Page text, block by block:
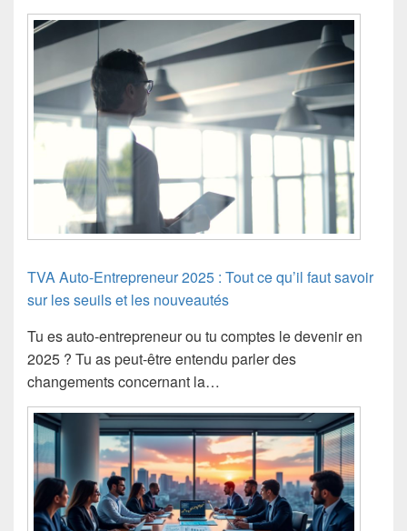
TVA Auto-Entrepreneur 2025 : Tout ce qu’il faut savoir
sur les seuils et les nouveautés
Tu es auto-entrepreneur ou tu comptes le devenir en
2025 ? Tu as peut-être entendu parler des
changements concernant la…